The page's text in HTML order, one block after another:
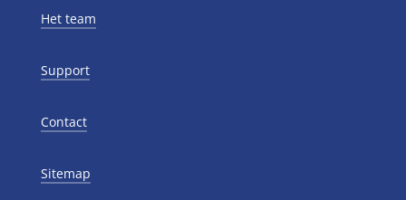
Het team
Support
Contact
Sitemap